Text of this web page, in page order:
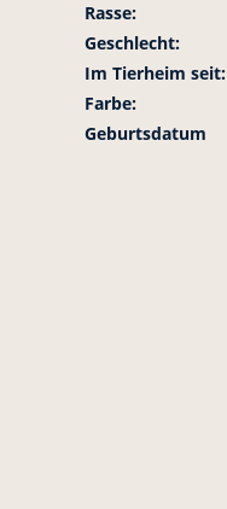
Rasse:
Geschlecht:
Im Tierheim seit:
Farbe:
Geburtsdatum